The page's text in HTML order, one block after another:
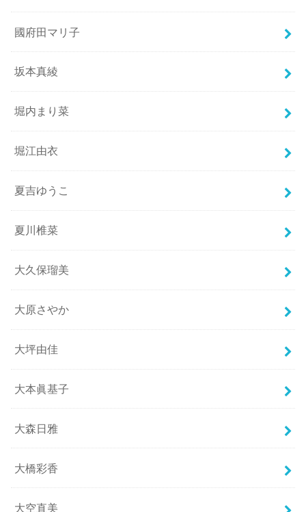
國府田マリ子
坂本真綾
堀内まり菜
堀江由衣
夏吉ゆうこ
夏川椎菜
大久保瑠美
大原さやか
大坪由佳
大本眞基子
大森日雅
大橋彩香
大空直美